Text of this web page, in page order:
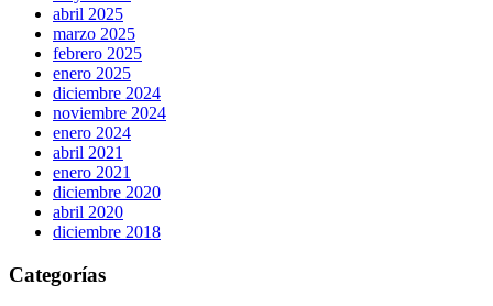
abril 2025
marzo 2025
febrero 2025
enero 2025
diciembre 2024
noviembre 2024
enero 2024
abril 2021
enero 2021
diciembre 2020
abril 2020
diciembre 2018
Categorías